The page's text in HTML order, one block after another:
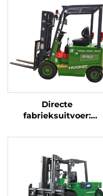
Directe
fabrieksuitvoer:
vorkheftrucks van 1,5
certificering,
lithiumbatterijen, all-
terrain-vorkheftruck